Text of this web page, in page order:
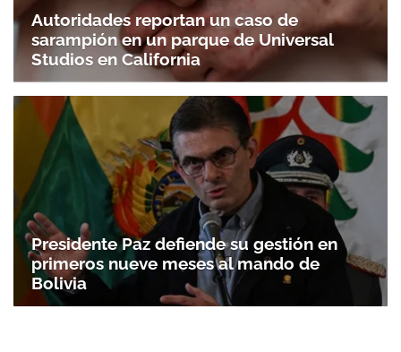
Autoridades reportan un caso de
sarampión en un parque de Universal
Studios en California
Presidente Paz defiende su gestión en
primeros nueve meses al mando de
Bolivia